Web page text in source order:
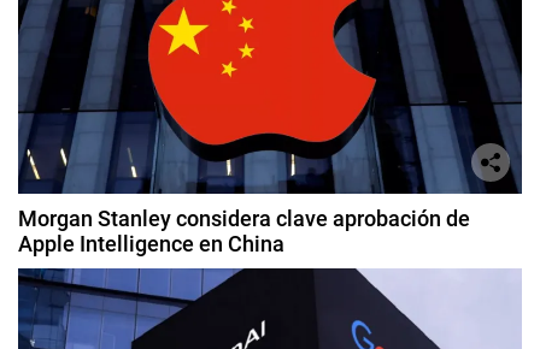
Morgan Stanley considera clave aprobación de
Apple Intelligence en China